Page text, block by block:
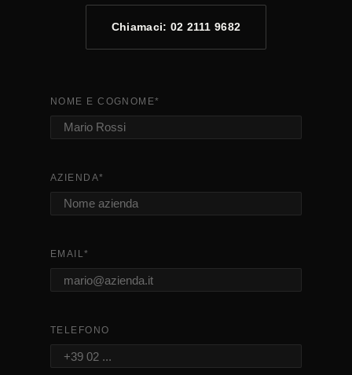
Chiamaci: 02 2111 9682
NOME E COGNOME*
AZIENDA*
EMAIL*
TELEFONO